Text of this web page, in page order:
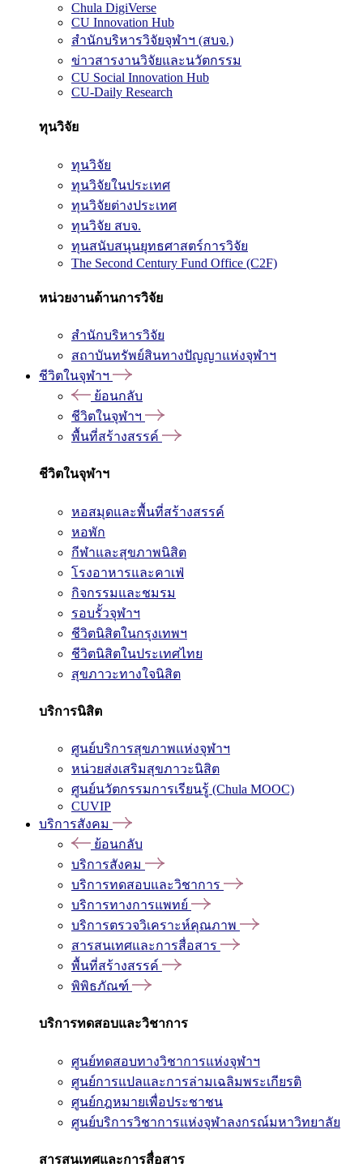
Chula DigiVerse
CU Innovation Hub
สำนักบริหารวิจัยจุฬาฯ (สบจ.)
ข่าวสารงานวิจัยและนวัตกรรม
CU Social Innovation Hub
CU-Daily Research
ทุนวิจัย
ทุนวิจัย
ทุนวิจัยในประเทศ
ทุนวิจัยต่างประเทศ
ทุนวิจัย สบจ.
ทุนสนับสนุนยุทธศาสตร์การวิจัย
The Second Century Fund Office (C2F)
หน่วยงานด้านการวิจัย
สำนักบริหารวิจัย
สถาบันทรัพย์สินทางปัญญาแห่งจุฬาฯ
ชีวิตในจุฬาฯ
ย้อนกลับ
ชีวิตในจุฬาฯ
พื้นที่สร้างสรรค์
ชีวิตในจุฬาฯ
หอสมุดและพื้นที่สร้างสรรค์
หอพัก
กีฬาและสุขภาพนิสิต
โรงอาหารและคาเฟ่
กิจกรรมและชมรม
รอบรั้วจุฬาฯ
ชีวิตนิสิตในกรุงเทพฯ
ชีวิตนิสิตในประเทศไทย
สุขภาวะทางใจนิสิต
บริการนิสิต
ศูนย์บริการสุขภาพแห่งจุฬาฯ
หน่วยส่งเสริมสุขภาวะนิสิต
ศูนย์นวัตกรรมการเรียนรู้ (Chula MOOC)
CUVIP
บริการสังคม
ย้อนกลับ
บริการสังคม
บริการทดสอบและวิชาการ
บริการทางการแพทย์
บริการตรวจวิเคราะห์คุณภาพ
สารสนเทศและการสื่อสาร
พื้นที่สร้างสรรค์
พิพิธภัณฑ์
บริการทดสอบและวิชาการ
ศูนย์ทดสอบทางวิชาการแห่งจุฬาฯ
ศูนย์การแปลและการล่ามเฉลิมพระเกียรติ
ศูนย์กฎหมายเพื่อประชาชน
ศูนย์บริการวิชาการแห่งจุฬาลงกรณ์มหาวิทยาลัย
สารสนเทศและการสื่อสาร